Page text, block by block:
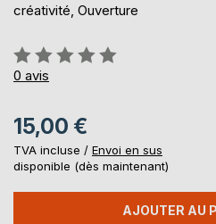
créativité, Ouverture
Évaluation:
0%
0 avis
15,00 €
TVA incluse / Envoi en sus
disponible (dès maintenant)
AJOUTER AU